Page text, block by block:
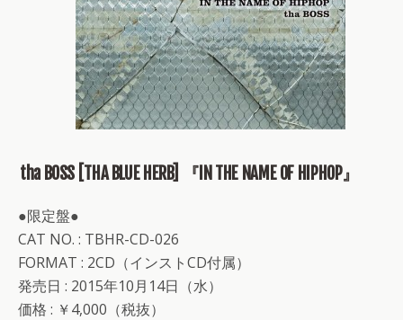
tha BOSS [THA BLUE HERB] 『IN THE NAME OF HIPHOP』
●限定盤●
CAT NO. : TBHR-CD-026
FORMAT : 2CD（インストCD付属）
発売日 : 2015年10月14日（水）
価格 : ￥4,000（税抜）